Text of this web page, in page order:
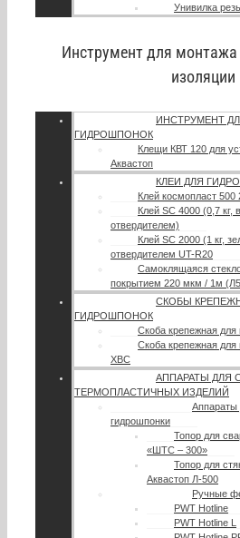
Унивилка
Инструмент для
изоляции
ИНСТРУМЕНТ
ГИДРОШПОНОК
Клещи КВТ 120 для
Аквастоп
КЛЕИ ДЛЯ
Клей космопласт 500
Клей SC 4000 (0,7 кг,
отвердителем)
Клей SC 2000 (1 кг,
отвердителем UT-R20
Самоклящаяся
покрытием 220 мкм / 1м
СКОБЫ
ГИДРОШПОНОК
Скоба крепежная для
Скоба крепежная для
ХВС
АППАРАТЫ ДЛЯ
ТЕРМОПЛАСТИЧНЫХ ИЗДЕЛИЙ
Аппараты
гидрошпонки
Топор для
«ШТС – 300»
Топор для
Аквастоп Л-500
Ручные
PWT Hotline
PWT Hotline L